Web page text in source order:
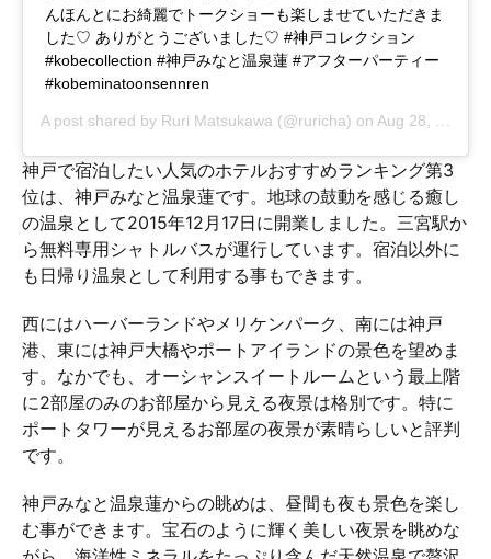
んほんとにお綺麗でトークショーも楽しませていただきま
した♡ ありがとうございました♡ #神戸コレクション
#kobecollection #神戸みなと温泉蓮 #アフターパーティー
#kobeminatoonsennren
A post shared by Ruri Matsukawa (@ruricha) on Aug 28, 2018 at 9:03am PDT
神戸で宿泊したい人気のホテルおすすめランキング第3
位は、神戸みなと温泉蓮です。地球の鼓動を感じる癒し
の温泉として2015年12月17日に開業しました。三宮駅か
ら無料専用シャトルバスが運行しています。宿泊以外に
も日帰り温泉として利用する事もできます。
西にはハーバーランドやメリケンパーク、南には神戸
港、東には神戸大橋やポートアイランドの景色を望めま
す。なかでも、オーシャンスイートルームという最上階
に2部屋のみのお部屋から見える夜景は格別です。特に
ポートタワーが見えるお部屋の夜景が素晴らしいと評判
です。
神戸みなと温泉蓮からの眺めは、昼間も夜も景色を楽し
む事ができます。宝石のように輝く美しい夜景を眺めな